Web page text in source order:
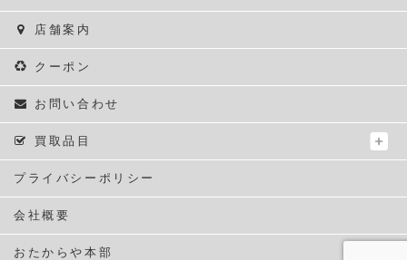
店舗案内
クーポン
お問い合わせ
買取品目
プライバシーポリシー
会社概要
おたからや本部